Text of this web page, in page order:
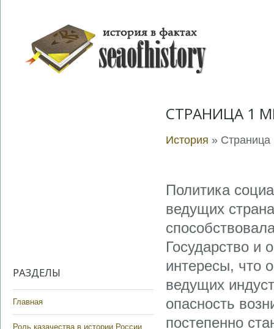
РАЗДЕЛЫ
Главная
Роль казачества в истории России
СТРАНИЦА 1
История »
Политика
ведущих
Государство и
интересы, что
ведущих
опасность
постепенно